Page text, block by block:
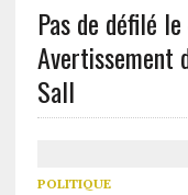
Pas de défilé
Avertissement
Sall
POLITIQUE